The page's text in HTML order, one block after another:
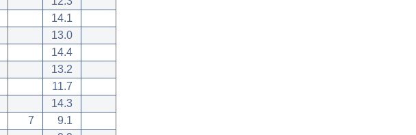
14.1
13.0
14.4
13.2
11.7
14.3
7
9.1